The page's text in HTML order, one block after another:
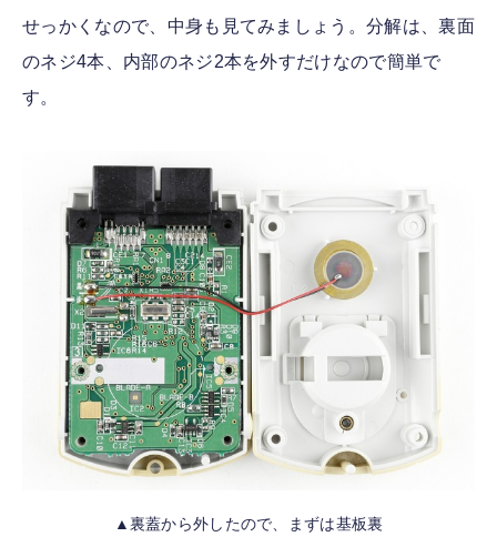
せっかくなので、中身も見てみましょう。分解は、裏面
のネジ4本、内部のネジ2本を外すだけなので簡単で
す。
▲裏蓋から外したので、まずは基板裏